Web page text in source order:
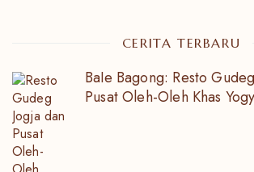
CERITA TERBARU
Bale Bagong: Resto
Pusat Oleh-Oleh Khas